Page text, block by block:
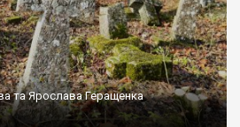
та Ярослава Геращенка